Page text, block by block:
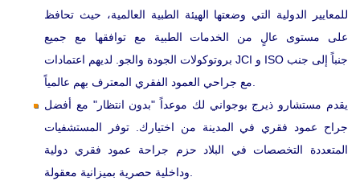
للمعايير الدولية التي وضعتها الهيئة الطبية العالمية، حيث تحافظ
على مستوى عالٍ من الخدمات الطبية مع توافقها مع جميع
بروتوكولات الجودة والجو. لديهم اعتمادات JCI و ISO جنباً إلى جنب
يقدم مستشارو ذيرج بوجواني لك موعداً "بدون انتظار" مع أفضل
جراح عمود فقري في المدينة من اختيارك. توفر المستشفيات
المتعددة التخصصات في البلاد حزم جراحة عمود فقري دولية